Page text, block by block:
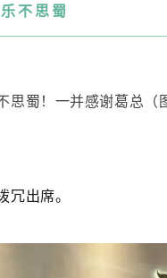
不思蜀
思蜀！一并感谢葛总（
冗出席。